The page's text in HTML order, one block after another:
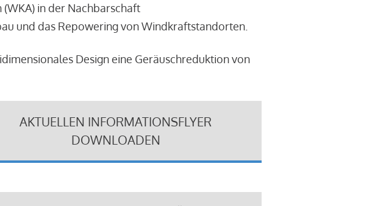
in der Nachbarschaft
und das Repowering von Windkraftstandorten.
Design eine Geräuschreduktion von
AKTUELLEN INFORMATIONSFLYER
DOWNLOADEN